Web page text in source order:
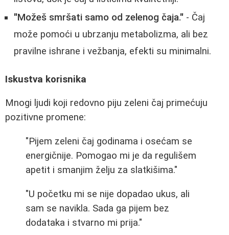
"Možeš smršati samo od zelenog čaja." - Čaj
može pomoći u ubrzanju metabolizma, ali bez
pravilne ishrane i vežbanja, efekti su minimalni.
Iskustva korisnika
Mnogi ljudi koji redovno piju zeleni čaj primećuju
pozitivne promene:
"Pijem zeleni čaj godinama i osećam se
energičnije. Pomogao mi je da regulišem
apetit i smanjim želju za slatkišima."
"U početku mi se nije dopadao ukus, ali
sam se navikla. Sada ga pijem bez
dodataka i stvarno mi prija."